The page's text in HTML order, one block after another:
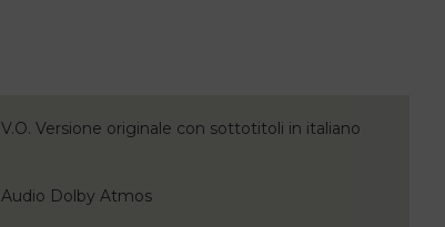
V.O. Versione originale con sottotitoli in italiano
Audio Dolby Atmos